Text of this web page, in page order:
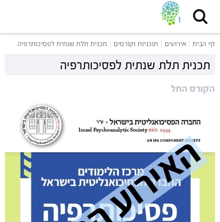
דף הבית אירועים תוכניות וקורסים תכנית תלת שנתית לפסיכותרפיה
תכנית תלת שנתית לפסיכותרפיה
הקורס החל